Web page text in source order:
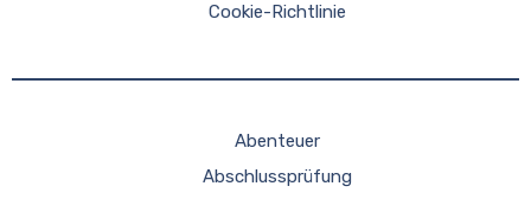
Cookie-Richtlinie
Abenteuer
Abschlussprüfung